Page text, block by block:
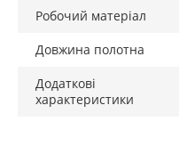
Робочий матеріал
Довжина полотна
Додаткові
характеристики